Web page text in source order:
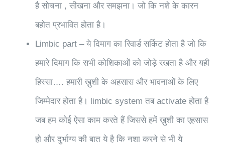
है सोचना , सीखना और समझना। जो कि नशे के कारन
बहोत प्रभावित होता है।
Limbic part – ये दिमाग का रिवार्ड सर्किट होता है जो कि
हमारे दिमाग कि सभी कोशिकाओं को जोड़े रखता है और यही
हिस्सा…. हमारी ख़ुशी के अहसास और भावनाओं के लिए
जिम्मेदार होता है। limbic system तब activate होता है
जब हम कोई ऐसा काम करते हैं जिससे हमें ख़ुशी का एहसास
हो और दुर्भाग्य की बात ये है कि नशा करने से भी ये